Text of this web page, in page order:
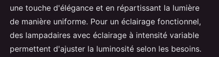
une touche d'élégance et en répartissant la lumière
de manière uniforme. Pour un éclairage fonctionnel,
des lampadaires avec éclairage à intensité variable
permettent d'ajuster la luminosité selon les besoins.